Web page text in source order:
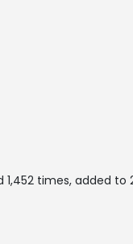
1,452 times, added to